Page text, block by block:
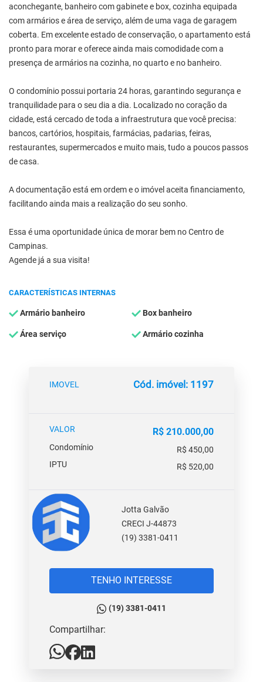
aconchegante, banheiro com gabinete e box, cozinha equipada
com armários e área de serviço, além de uma vaga de garagem
coberta. Em excelente estado de conservação, o apartamento está
pronto para morar e oferece ainda mais comodidade com a
presença de armários na cozinha, no quarto e no banheiro.
O condomínio possui portaria 24 horas, garantindo segurança e
tranquilidade para o seu dia a dia. Localizado no coração da
cidade, está cercado de toda a infraestrutura que você precisa:
bancos, cartórios, hospitais, farmácias, padarias, feiras,
restaurantes, supermercados e muito mais, tudo a poucos passos
de casa.
A documentação está em ordem e o imóvel aceita financiamento,
facilitando ainda mais a realização do seu sonho.
Essa é uma oportunidade única de morar bem no Centro de
Campinas.
Agende já a sua visita!
CARACTERÍSTICAS INTERNAS
Armário banheiro Box banheiro
Área serviço Armário cozinha
IMOVEL Cód. imóvel: 1197
VALOR R$ 210.000,00
Condomínio
R$ 450,00
IPTU
R$ 520,00
Jotta Galvão
CRECI J-44873
(19) 3381-0411
TENHO INTERESSE
(19) 3381-0411
Compartilhar: